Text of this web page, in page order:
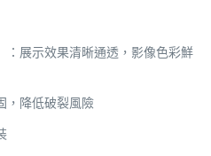
：展示效果清晰通透，影像色彩鮮
，降低破裂風險